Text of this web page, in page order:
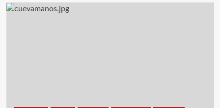
Paseo
costero